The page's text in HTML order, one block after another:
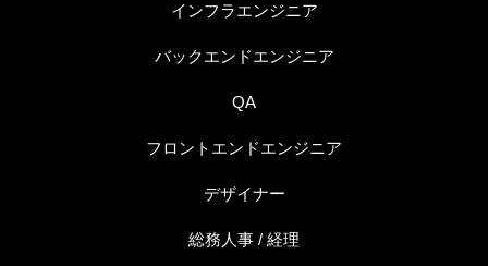
インフラエンジニア
バックエンドエンジニア
QA
フロントエンドエンジニア
デザイナー
総務人事 / 経理